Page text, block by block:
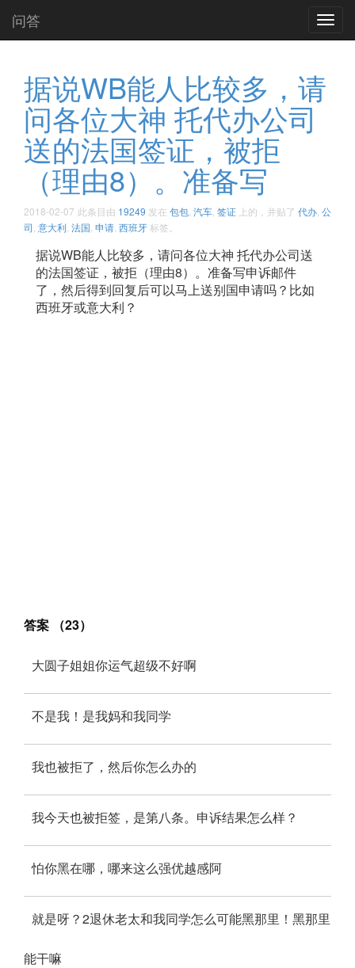
问答
据说WB能人比较多，请
问各位大神 托代办公司
送的法国签证，被拒
（理由8）。准备写
2018-02-07 此条目由 19249 发在 包包 汽车 签证 上的，并贴了 代办 公
司 意大利 法国 申请 西班牙标签。
据说WB能人比较多，请问各位大神 托代办公司送
的法国签证，被拒（理由8）。准备写申诉邮件
了，然后得到回复后可以马上送别国申请吗？比如
西班牙或意大利？ ​​​​
答案 （23）
大圆子姐姐你运气超级不好啊
不是我！是我妈和我同学
我也被拒了，然后你怎么办的
我今天也被拒签，是第八条。申诉结果怎么样？
怕你黑在哪，哪来这么强优越感阿
就是呀？2退休老太和我同学怎么可能黑那里！黑那里
能干嘛